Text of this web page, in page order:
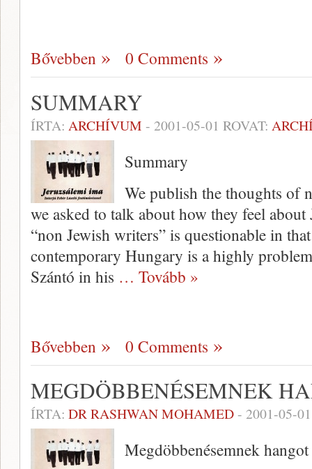
Bővebben 0 Comments
SUMMARY
ÍRTA: ARCHÍVUM - 2001-05-01 ROVAT:
Summary
We publish the thoughts of
we asked to talk about how they feel
“non Jewish writers” is questionable in
contemporary Hungary is a highly
Szántó in his … Tovább »
Bővebben 0 Comments
MEGDÖBBENÉSEMNEK
ÍRTA: DR RASHWAN MOHAMED- 2001-05-01
Megdöbbenésemnek